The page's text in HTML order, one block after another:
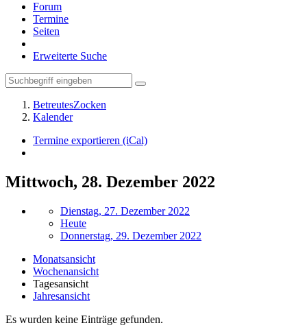
Forum
Termine
Seiten
Erweiterte Suche
BetreutesZocken
Kalender
Termine exportieren (iCal)
Mittwoch, 28. Dezember 2022
Dienstag, 27. Dezember 2022
Heute
Donnerstag, 29. Dezember 2022
Monatsansicht
Wochenansicht
Tagesansicht
Jahresansicht
Es wurden keine Einträge gefunden.